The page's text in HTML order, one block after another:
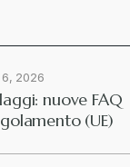
2026
nuove FAQ
(UE)